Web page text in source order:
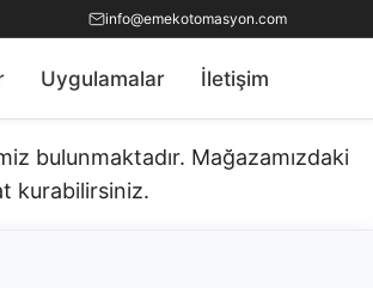
info@emekotomasyon.com
Uygulamalar İletişim
bulunmaktadır.​ Mağazamızdaki
kurabilirsiniz.